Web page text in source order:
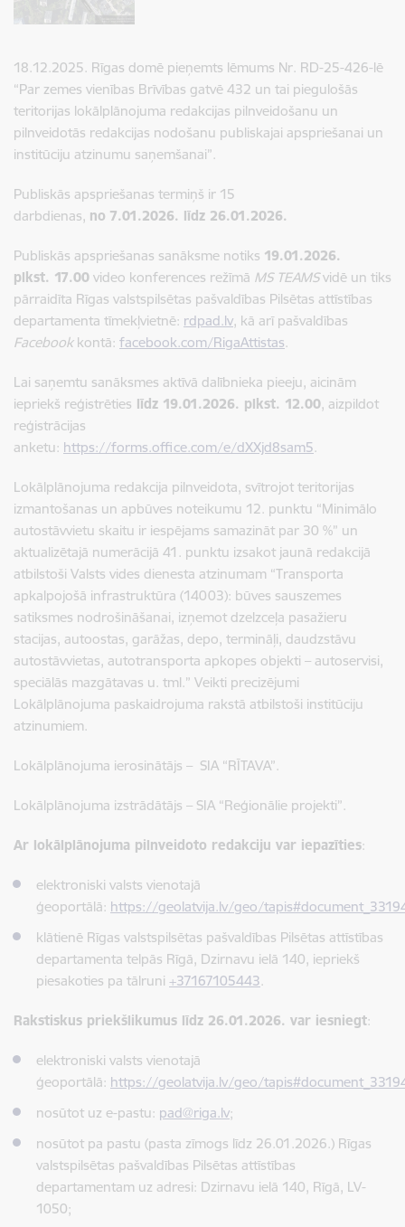
18.12.2025. Rīgas domē pieņemts lēmums Nr. RD-25-426-lē
“Par zemes vienības Brīvības gatvē 432 un tai piegulošās
teritorijas lokālplānojuma redakcijas pilnveidošanu un
pilnveidotās redakcijas nodošanu publiskajai apspriešanai un
institūciju atzinumu saņemšanai”.
Publiskās apspriešanas termiņš ir 15
darbdienas, no 7.01.2026. līdz 26.01.2026.
Publiskās apspriešanas sanāksme notiks 19.01.2026.
plkst. 17.00 video konferences režīmā MS TEAMSvidē un tiks
pārraidīta Rīgas valstspilsētas pašvaldības Pilsētas attīstības
departamenta tīmekļvietnē: rdpad.lv, kā arī pašvaldības
Facebookkontā: facebook.com/RigaAttistas.
Lai saņemtu sanāksmes aktīvā dalībnieka pieeju, aicinām
iepriekš reģistrēties līdz 19.01.2026. plkst. 12.00, aizpildot
reģistrācijas
anketu: https://forms.office.com/e/dXXjd8sam5.
Lokālplānojuma redakcija pilnveidota, svītrojot teritorijas
izmantošanas un apbūves noteikumu 12. punktu “Minimālo
autostāvvietu skaitu ir iespējams samazināt par 30 %” un
aktualizētajā numerācijā 41. punktu izsakot jaunā redakcijā
atbilstoši Valsts vides dienesta atzinumam “Transporta
apkalpojošā infrastruktūra (14003): būves sauszemes
satiksmes nodrošināšanai, izņemot dzelzceļa pasažieru
stacijas, autoostas, garāžas, depo, termināļi, daudzstāvu
autostāvvietas, autotransporta apkopes objekti – autoservisi,
speciālās mazgātavas u. tml.” Veikti precizējumi
Lokālplānojuma paskaidrojuma rakstā atbilstoši institūciju
atzinumiem.
Lokālplānojuma ierosinātājs – SIA “RĪTAVA”.
Lokālplānojuma izstrādātājs – SIA “Reģionālie projekti”.
Ar lokālplānojuma pilnveidoto redakciju var iepazīties:
elektroniski valsts vienotajā
ģeoportālā: https://geolatvija.lv/geo/
klātienē Rīgas valstspilsētas pašvaldības Pilsētas attīstības
departamenta telpās Rīgā, Dzirnavu ielā 140, iepriekš
piesakoties pa tālruni +37167105443.
Rakstiskus priekšlikumus līdz 26.01.2026. var iesniegt:
elektroniski valsts vienotajā
ģeoportālā: https://geolatvija.lv/geo/
nosūtot uz e-pastu: pad@riga.lv;
nosūtot pa pastu (pasta zīmogs līdz 26.01.2026.) Rīgas
valstspilsētas pašvaldības Pilsētas attīstības
departamentam uz adresi: Dzirnavu ielā 140, Rīgā, LV-
1050;